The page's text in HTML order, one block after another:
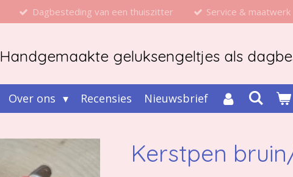
Dagbesteding van een thuiszitter Service & maatwerk
Handgemaakte geluksengeltjes als
Over ons Recensies Nieuwsbrief
Kerstpen